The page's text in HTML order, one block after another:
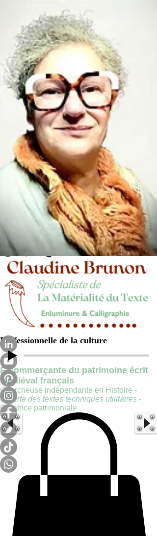
Professionnelle de la culture
E-commerçante du patrimoine écrit
médiéval français
Chercheuse indépendante en Histoire -
experte des textes techniques utilitaires -
Créatrice patrimoniale